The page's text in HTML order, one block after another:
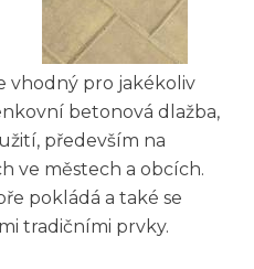
vhodný pro jakékoliv
betonová dlažba,
především na
ve městech a obcích.
pokládá a také se
tradičními prvky.